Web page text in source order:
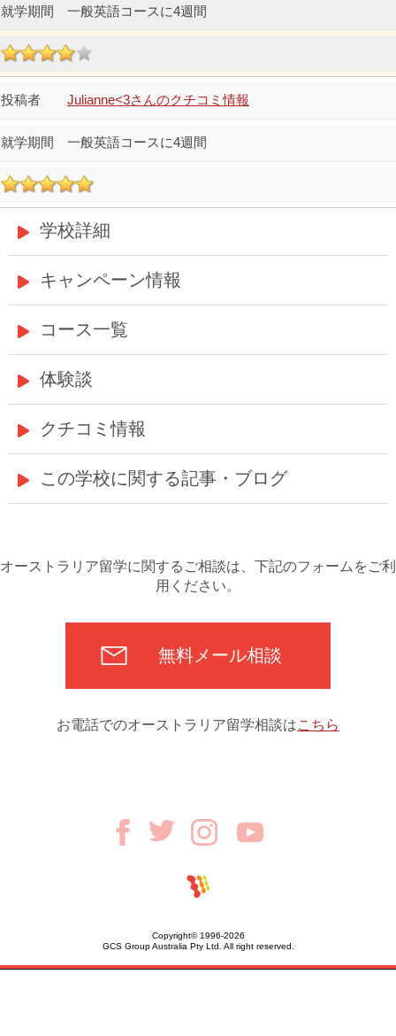
一般英語コースに4週間
Julianne<3さんのクチコミ情報
一般英語コースに4週間
学校詳細
キャンペーン情報
コース一覧
体験談
クチコミ情報
この学校に関する記事・ブログ
オーストラリア留学に関するご相談は、下記のフォームをご利
用ください。
無料メール相談
お電話でのオーストラリア留学相談はこちら
Copyright© 1996-2026
GCS Group Australia Pty Ltd. All right reserved.